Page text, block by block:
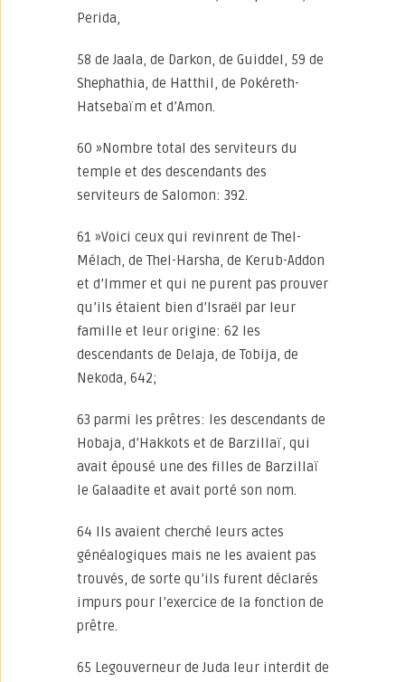
Perida,
58 de Jaala, de Darkon, de Guiddel, 59 de
Shephathia, de Hatthil, de Pokéreth-
Hatsebaïm et d’Amon.
60 »Nombre total des serviteurs du
temple et des descendants des
serviteurs de Salomon: 392.
61 »Voici ceux qui revinrent de Thel-
Mélach, de Thel-Harsha, de Kerub-Addon
et d’Immer et qui ne purent pas prouver
qu’ils étaient bien d’Israël par leur
famille et leur origine: 62 les
descendants de Delaja, de Tobija, de
Nekoda, 642;
63 parmi les prêtres: les descendants de
Hobaja, d’Hakkots et de Barzillaï, qui
avait épousé une des filles de Barzillaï
le Galaadite et avait porté son nom.
64 Ils avaient cherché leurs actes
généalogiques mais ne les avaient pas
trouvés, de sorte qu’ils furent déclarés
impurs pour l’exercice de la fonction de
prêtre.
65 Legouverneur de Juda leur interdit de